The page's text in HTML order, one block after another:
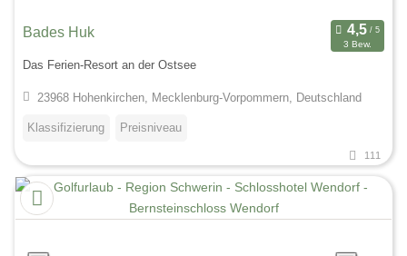
Bades Huk
3 Bew.
Das Ferien-Resort an der Ostsee
23968 Hohenkirchen, Mecklenburg-Vorpommern, Deutschland
Klassifizierung Preisniveau
111